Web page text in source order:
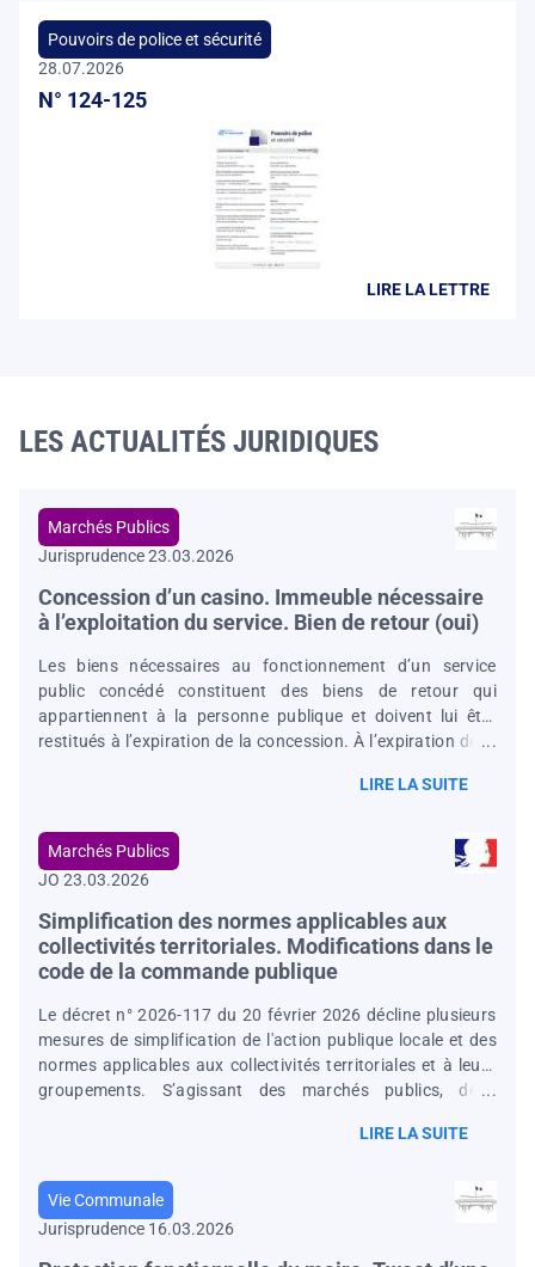
Pouvoirs de police et sécurité
28.07.2026
N° 124-125
LIRE LA LETTRE
LES ACTUALITÉS JURIDIQUES
Marchés Publics
Jurisprudence 23.03.2026
Concession d’un casino. Immeuble nécessaire
à l’exploitation du service. Bien de retour (oui)
Les biens nécessaires au fonctionnement d’un service
public concédé constituent des biens de retour qui
appartiennent à la personne publique et doivent lui être
restitués à l’expiration de la concession. À l’expiration de la
restitution de l’immeuble nécessaire à l’exploitation du
service public concédé, constitue un bien de retour
revenant à la commune, y compris si son propriétaire était
un tiers étroitement lié au concessionnaire (CE, 4 mars
2026, n° 511285).
LIRE LA SUITE
Marchés Publics
JO 23.03.2026
Simplification des normes applicables aux
collectivités territoriales. Modifications dans le
code de la commande publique
Le décret n° 2026-117 du 20 février 2026 décline plusieurs
mesures de simplification de l'action publique locale et des
normes applicables aux collectivités territoriales et à leurs
groupements. S’agissant des marchés publics, deux
- l'acheteur n'est pas tenu d'organiser un concours pour
par une collectivité territoriale, un établissement public
local ou un groupement de collectivités territoriales,
agissant en tant que pouvoir adjudicateur, et qui répond à
LIRE LA SUITE
Vie Communale
Jurisprudence 16.03.2026